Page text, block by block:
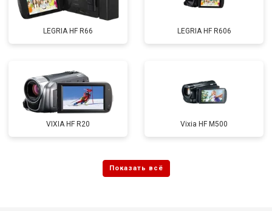
LEGRIA HF R66 LEGRIA HF R606
VIXIA HF R20 Vixia HF M500